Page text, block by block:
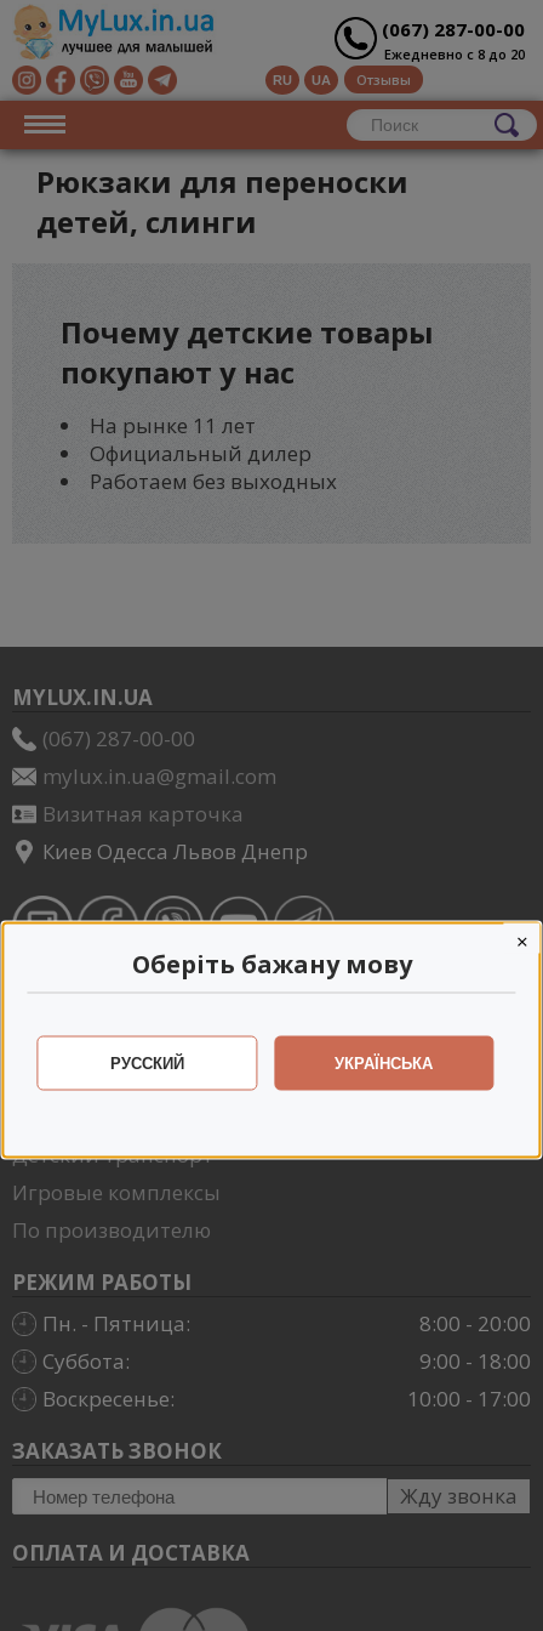
(067) 287-00-00
Ежедневно с 8 до 20
RU UA Отзывы
Рюкзаки для переноски
детей, слинги
Почему детские товары
покупают у нас
На рынке 11 лет
Официальный дилер
Работаем без выходных
MYLUX.IN.UA
(067) 287-00-00
mylux.in.ua@gmail.com
Визитная карточка
Киев Одесса Львов Днепр
МЕНЮ
Коляски детские
Автокресла
Детский транспорт
Игровые комплексы
По производителю
РЕЖИМ РАБОТЫ
Пн. - Пятница:
8:00 - 20:00
Суббота:
9:00 - 18:00
Воскресенье:
10:00 - 17:00
ЗАКАЗАТЬ ЗВОНОК
Жду звонка
ОПЛАТА И ДОСТАВКА
Оберіть бажану мову
×
РУССКИЙ УКРАЇНСЬКА